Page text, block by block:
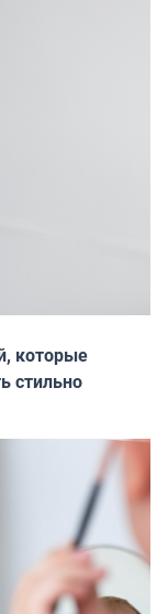
которые
стильно